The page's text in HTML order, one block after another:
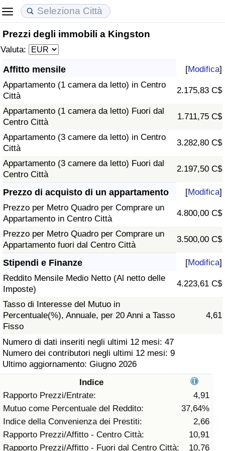
Prezzi degli immobili a Kingston
Valuta:
Affitto mensile [Modifica]
Appartamento (1 camera da letto) in Centro
Città
2.175,83 C$
Appartamento (1 camera da letto) Fuori dal
Centro Città
1.711,75 C$
Appartamento (3 camere da letto) in Centro
Città
3.282,80 C$
Appartamento (3 camere da letto) Fuori dal
Centro Città
2.197,50 C$
Prezzo di acquisto di un appartamento [Modifica]
Prezzo per Metro Quadro per Comprare un
Appartamento in Centro Città
4.800,00 C$
Prezzo per Metro Quadro per Comprare un
Appartamento fuori dal Centro Città
3.500,00 C$
Stipendi e Finanze [Modifica]
Reddito Mensile Medio Netto (Al netto delle
Imposte)
4.223,61 C$
Tasso di Interesse del Mutuo in
Percentuale(%), Annuale, per 20 Anni a Tasso
Fisso
4,61
Numero di dati inseriti negli ultimi 12 mesi: 47
Numero dei contributori negli ultimi 12 mesi: 9
Ultimo aggiornamento: Giugno 2026
Indice
Rapporto Prezzi/Entrate:
4,91
Mutuo come Percentuale del Reddito:
37,64%
Indice della Convenienza dei Prestiti:
2,66
Rapporto Prezzi/Affitto - Centro Città:
10,91
Rapporto Prezzi/Affitto - Fuori dal Centro Città:
10,76
Costo della vita
Indice Del Costo Della Vita (corrente)
Indice Del Costo Della Vita
Indice del Costo della Vita per Nazione
ad Aqaba
Prezzi degli immobili
Indice del Prezzo delle Case (Corrente)
Indice del Prezzo delle Case
Indice del Prezzo delle Case per Nazione
Qualità della Vita
Indice della Qualità della Vita
Indice della Qualità della Vita (Corrente)
Indice della qualità della vita per Paese
Criminalità
Indice del Tasso di Criminalità (Corrente)
Indice della Criminalità
Indice di criminalità per paese
Assistenza Sanitaria
Indice dell’Assistenza Sanitaria (Corrente)
Indice dell’Assistenza Sanitaria
Indice dell’Assistenza Sanitaria per
Nazione
Inquinamento
Indice dell’Inquinamento (Corrente)
Indice di inquinamento
Indice dell’Inquinamento per Nazione